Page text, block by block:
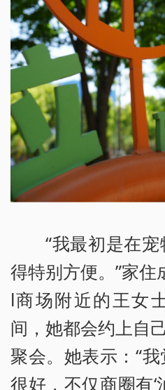
“我最初是在
得特别方便。”家
l商场附近的王女
间，她都会约上自
聚会。她表示：“
很好，不仅商圈有‘